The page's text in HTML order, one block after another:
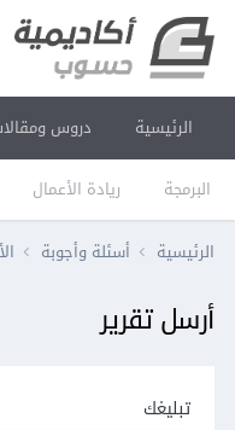
الرئيسية دروس
البرمجة ريادة الأعمال
الرئيسية أسئلة وأجوبة
أرسل تقرير
تبليغك